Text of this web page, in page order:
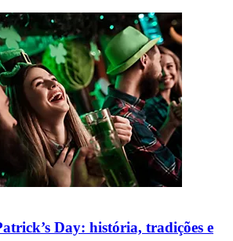
Day: história, tradições e